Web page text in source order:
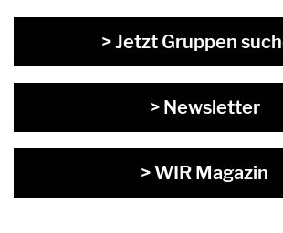
> Jetzt Gruppen
> Newsletter
> WIR Magazin